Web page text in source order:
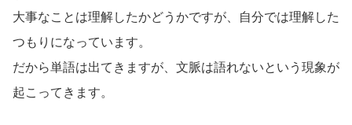
大事なことは理解したかどうかですが、自分では理解した
つもりになっています。
だから単語は出てきますが、文脈は語れないという現象が
起こってきます。